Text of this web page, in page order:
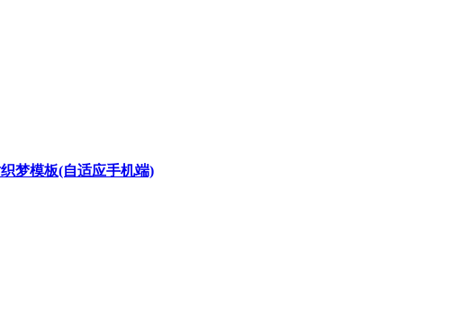
梦模板(自适应手机端)